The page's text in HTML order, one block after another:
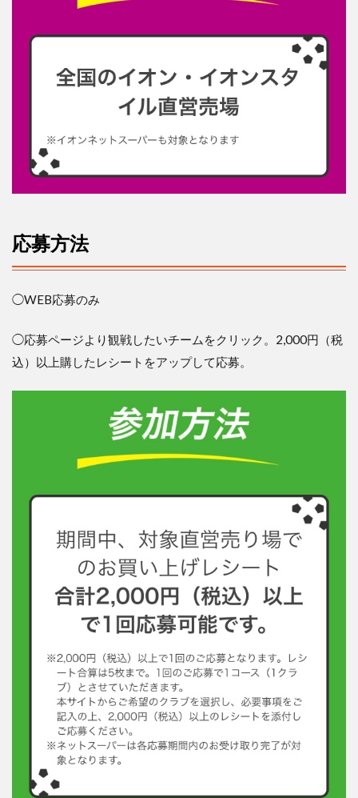
応募方法
◯WEB応募のみ
◯応募ページより観戦したいチームをクリック。 2,000円（税
込）以上購したレシートをアップして応募。